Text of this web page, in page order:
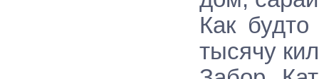
Как
тысячу